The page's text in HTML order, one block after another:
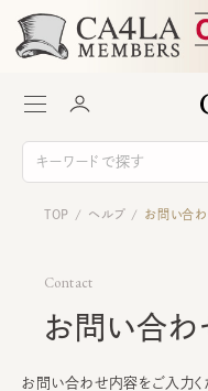
TOP / ヘルプ / お問い合
Contact
お問い合わ
お問い合わせ内容をご入力く